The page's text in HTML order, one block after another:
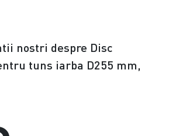
nostri despre Disc
tuns iarba D255 mm,